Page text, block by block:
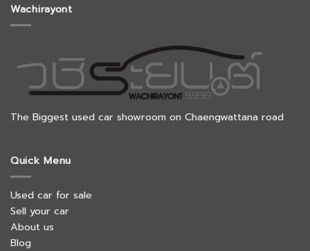
Wachirayont
The Biggest used car showroom on Chaengwattana road
Quick Menu
Used car for sale
Sell your car
About us
Blog